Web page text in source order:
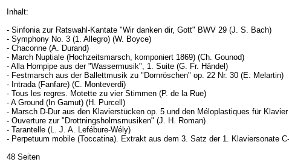
Inhalt:
- Sinfonia zur Ratswahl-Kantate "Wir danken dir, Gott" BWV 29 (J. S. Bach)
- Symphony No. 3 (1. Allegro) (W. Boyce)
- Chaconne (A. Durand)
- March Nuptiale (Hochzeitsmarsch, komponiert 1869) (Ch. Gounod)
- Alla Hornpipe aus der "Wassermusik", 1. Suite (G. Fr. Händel)
- Festmarsch aus der Ballettmusik zu "Dornröschen" op. 22 Nr. 30 (E. Melartin)
- Intrada (Fanfare) (C. Monteverdi)
- Tous les regres. Motette zu vier Stimmen (P. de la Rue)
- A Ground (In Gamut) (H. Purcell)
- Marsch D-Dur aus den Klavierstücken op. 5 und den Méloplastiques für
- Ouverture zur "Drottningsholmsmusiken" (J. H. Roman)
- Tarantelle (L. J. A. Lefébure-Wély)
- Perpetuum mobile (Toccatina). Extrakt aus dem 3. Satz der 1. Klaviersonate
48 Seiten